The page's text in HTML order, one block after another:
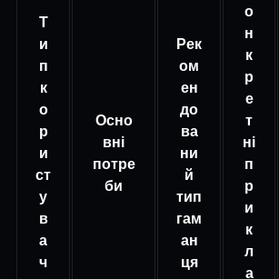
Т
и
п
к
о
р
и
ст
у
в
а
ч
Осно
вні
потре
би
Рек
ом
ен
до
ва
ни
й
тип
гам
ан
ця
о
н
к
р
е
т
ні
п
р
и
к
л
а